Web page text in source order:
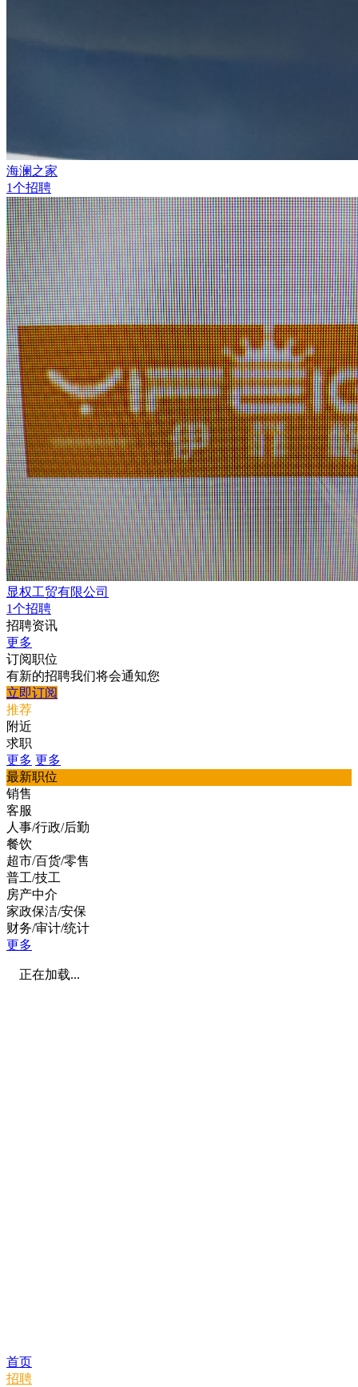
海澜之家
1个招聘
显权工贸有限公司
1个招聘
招聘资讯
更多
订阅职位
有新的招聘我们将会通知您
立即订阅
推荐
附近
求职
更多 更多
最新职位
销售
客服
人事/行政/后勤
餐饮
超市/百货/零售
普工/技工
房产中介
家政保洁/安保
财务/审计/统计
更多
正在加载...
首页
招聘